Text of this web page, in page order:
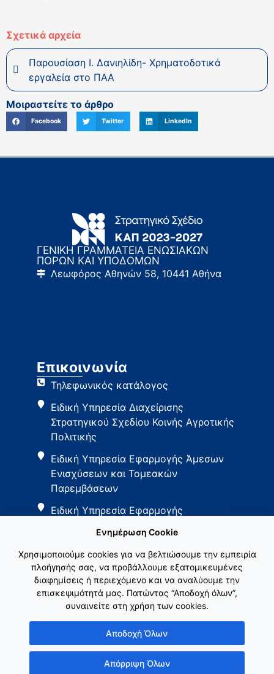
Σχετικά αρχεία
Παρουσίαση Ι. Δανιηλίδη- Χρηματοδοτικά
εργαλεία στο ΠΑΑ
Μοιραστείτε το άρθρο
Facebook Twitter LinkedIn
ΓΕΝΙΚΗ ΓΡΑΜΜΑΤΕΙΑ ΕΝΩΣΙΑΚΩΝ
ΠΟΡΩΝ ΚΑΙ ΥΠΟΔΟΜΩΝ
Λεωφόρος Αθηνών 58, 10441 Αθήνα
Επικοινωνία
Τηλεφωνικός κατάλογος
Ειδική Υπηρεσία Διαχείρισης
Στρατηγικού Σχεδίου Κοινής Αγροτικής
Πολιτικής
Ειδική Υπηρεσία Εφαρμογής Άμεσων
Ενισχύσεων και Τομεακών
Παρεμβάσεων
Ειδική Υπηρεσία Εφαρμογής
Εθνικό Δίκτυο ΚΑΠ
Ενημέρωση Cookie
Χρησιμοποιούμε cookies για να βελτιώσουμε την εμπειρία
πλοήγησής σας, να προβάλλουμε εξατομικευμένες
διαφημίσεις ή περιεχόμενο και να αναλύουμε την
επισκεψιμότητά μας. Πατώντας “Αποδοχή όλων”,
συναινείτε στη χρήση των cookies.
Αποδοχή Όλων
Απόρριψη Όλων